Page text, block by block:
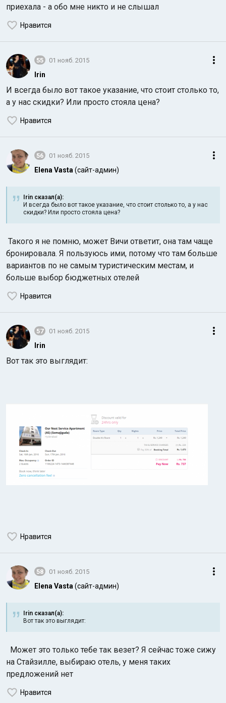
приехала - а обо мне никто и не слышал
Нравится
55 01 нояб. 2015
Irin
И всегда было вот такое указание, что стоит столько то,
а у нас скидки? Или просто стояла цена?
Нравится
56 01 нояб. 2015
Elena Vasta (сайт-админ)
Irin сказал(а):
И всегда было вот такое указание, что стоит столько то, а у нас
скидки? Или просто стояла цена?
Такого я не помню, может Вичи ответит, она там чаще
бронировала. Я пользуюсь ими, потому что там больше
вариантов по не самым туристическим местам, и
больше выбор бюджетных отелей
Нравится
57 01 нояб. 2015
Irin
Вот так это выглядит:
Нравится
58 01 нояб. 2015
Elena Vasta (сайт-админ)
Irin сказал(а):
Вот так это выглядит:
Может это только тебе так везет? Я сейчас тоже сижу
на Стайзилле, выбираю отель, у меня таких
предложений нет
Нравится